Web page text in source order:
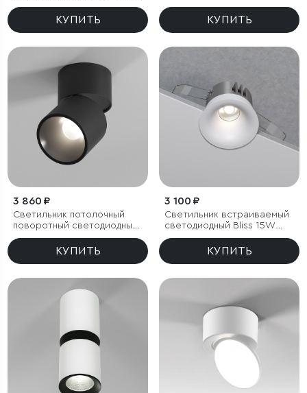
4000K черный
КУПИТЬ КУПИТЬ
3 860 ₽
Светильник потолочный
поворотный светодиодный
Rolly 9W 4000K черный
КУПИТЬ
3 100 ₽
Светильник встраиваемый
светодиодный Bliss 15W
4000K белый
КУПИТЬ